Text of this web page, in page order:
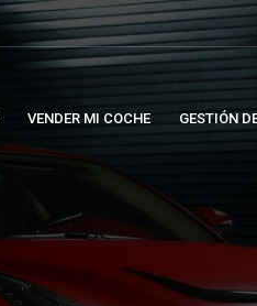
VENDER MI COCHE GESTIÓN